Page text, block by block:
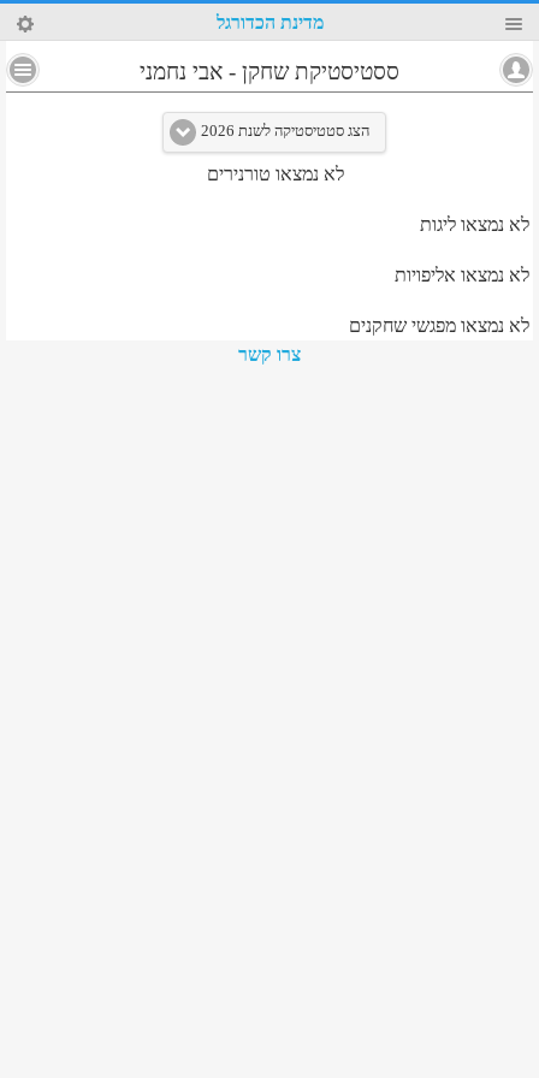
44 מדינת הכדורגל
ססטיסטיקת שחקן - אבי נחמני
הצג סטטיסטיקה לשנת 2026
לא נמצאו טורנירים
לא נמצאו ליגות
לא נמצאו אליפויות
לא נמצאו מפגשי שחקנים
צרו קשר
4